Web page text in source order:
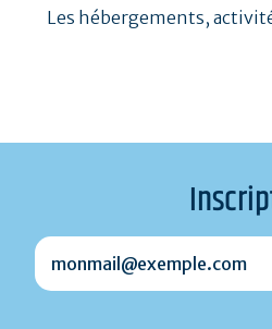
Les hébergements,
monmail@exemple.com